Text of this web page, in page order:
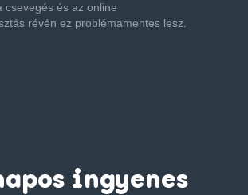
csevegés és az online
révén ez problémamentes lesz.
ingyenes